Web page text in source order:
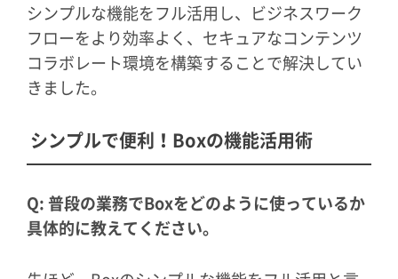
シンプルな機能をフル活用し、ビジネスワーク
フローをより効率よく、セキュアなコンテンツ
コラボレート環境を構築することで解決してい
きました。
シンプルで便利！Boxの機能活用術
Q: 普段の業務でBoxをどのように使っているか
具体的に教えてください。